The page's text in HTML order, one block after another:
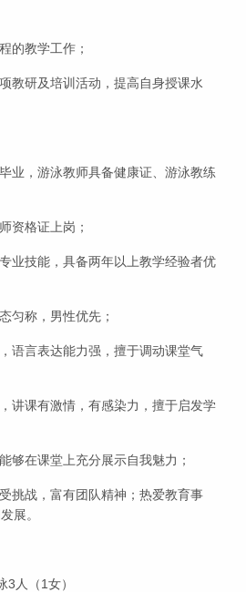
的教学工作；
教研及培训活动，提高自身授课水
业，游泳教师具备健康证、游泳教练
资格证上岗；
业技能，具备两年以上教学经验者优
匀称，男性优先；
语言表达能力强，擅于调动课堂气
讲课有激情，有感染力，擅于启发学
够在课堂上充分展示自我魅力；
挑战，富有团队精神；热爱教育事
展。
人（1女）